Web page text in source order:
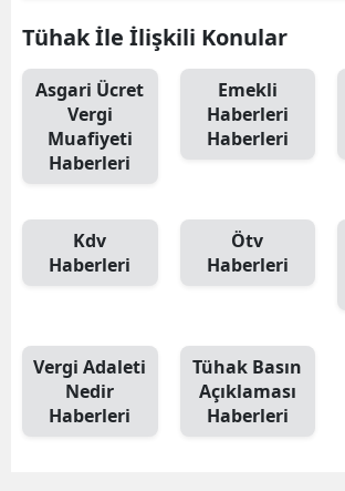
Yalova
Karabük
Kilis
Düzce
Tühak İle İlişkili Konular
Asgari Ücret
Vergi
Muafiyeti
Haberleri
Emekli
Haberleri
Haberleri
Kdv
Haberleri
Ötv
Haberleri
Vergi Adaleti
Nedir
Haberleri
Tühak Basın
Açıklaması
Haberleri